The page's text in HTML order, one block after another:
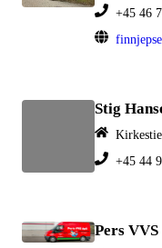
+45 46
Stig
+45 44
Pers